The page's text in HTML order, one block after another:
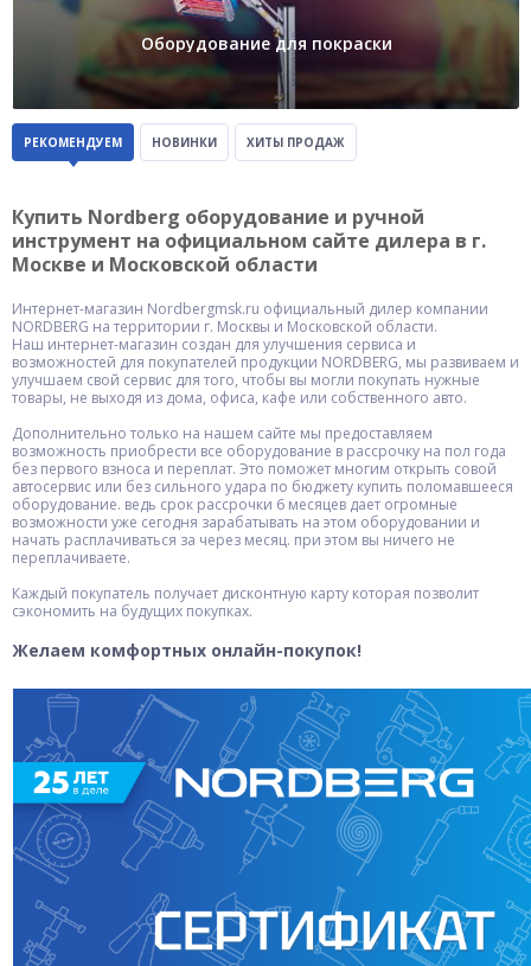
Оборудование для покраски
РЕКОМЕНДУЕМ НОВИНКИ ХИТЫ ПРОДАЖ
Купить Nordberg оборудование и ручной
инструмент на официальном сайте дилера в г.
Москве и Московской области
Интернет-магазин Nordbergmsk.ru официальный дилер компании
NORDBERG на территории г. Москвы и Московской области.
Наш интернет-магазин создан для улучшения сервиса и
возможностей для покупателей продукции NORDBERG, мы развиваем и
улучшаем свой сервис для того, чтобы вы могли покупать нужные
товары, не выходя из дома, офиса, кафе или собственного авто.
Дополнительно только на нашем сайте мы предоставляем
возможность приобрести все оборудование в рассрочку на пол года
без первого взноса и переплат. Это поможет многим открыть совой
автосервис или без сильного удара по бюджету купить поломавшееся
оборудование. ведь срок рассрочки 6 месяцев дает огромные
возможности уже сегодня зарабатывать на этом оборудовании и
начать расплачиваться за через месяц. при этом вы ничего не
переплачиваете.
Каждый покупатель получает дисконтную карту которая позволит
сэкономить на будущих покупках.
Желаем комфортных онлайн-покупок!